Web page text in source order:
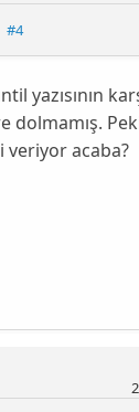
#4
yazısının
dolmamış.
veriyor acaba?